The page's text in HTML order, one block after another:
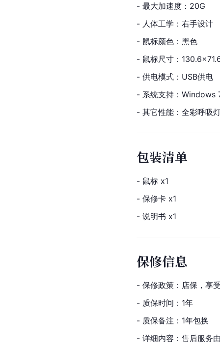
- 最大加速度：20G
- 人体工学：右手设计
- 鼠标颜色：黑色
- 鼠标尺寸：
- 供电模式：USB供电
- 系统支持：Windows
- 其它性能：全彩呼吸
包装清单
- 鼠标 x1
- 保修卡 x1
- 说明书 x1
保修信息
- 保修政策：店保，享
- 质保时间：1年
- 质保备注：1年包换
- 详细内容：售后服务